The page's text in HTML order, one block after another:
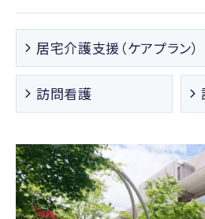
居宅介護支援（ケアプラン）
訪問看護